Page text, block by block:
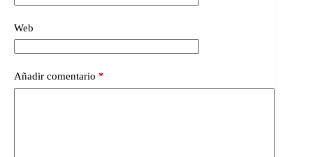
Web
Añadir comentario *